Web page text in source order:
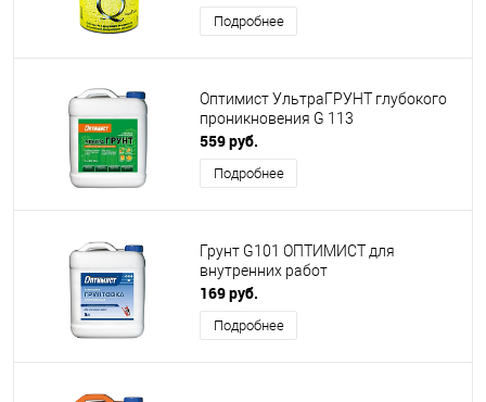
Подробнее
Оптимист УльтраГРУНТ глубокого
проникновения G 113
559 руб.
Подробнее
Грунт G101 ОПТИМИСТ для
внутренних работ
169 руб.
Подробнее